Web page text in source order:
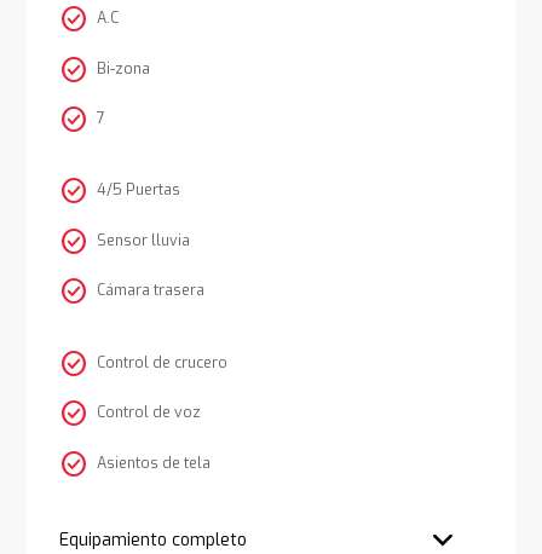
check_circle A.C
check_circle Bi-zona
check_circle 7
check_circle 4/5 Puertas
check_circle Sensor lluvia
check_circle Cámara trasera
check_circle Control de crucero
check_circle Control de voz
check_circle Asientos de tela
Equipamiento completo